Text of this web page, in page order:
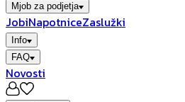
Mjob za podjetja
JobiNapotniceZaslužki
Info
FAQ
Novosti